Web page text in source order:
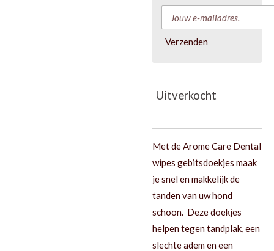
Verzenden
Uitverkocht
Met de Arome Care Dental
wipes gebitsdoekjes maak
je snel en makkelijk de
tanden van uw hond
schoon. Deze doekjes
helpen tegen tandplak, een
slechte adem en een